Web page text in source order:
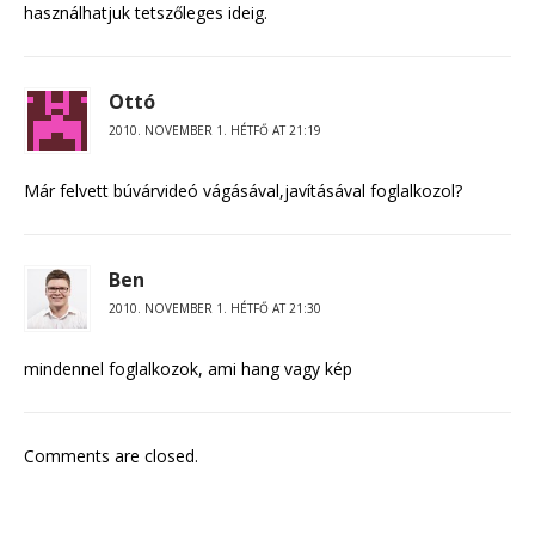
használhatjuk tetszőleges ideig.
Ottó
2010. NOVEMBER 1. HÉTFŐ AT 21:19
Már felvett búvárvideó vágásával,javításával foglalkozol?
Ben
2010. NOVEMBER 1. HÉTFŐ AT 21:30
mindennel foglalkozok, ami hang vagy kép
Comments are closed.